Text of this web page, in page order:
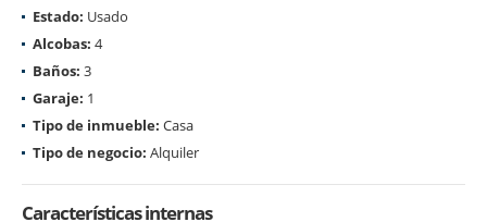
Estado: Usado
Alcobas: 4
Baños: 3
Garaje: 1
Tipo de inmueble: Casa
Tipo de negocio: Alquiler
Características internas